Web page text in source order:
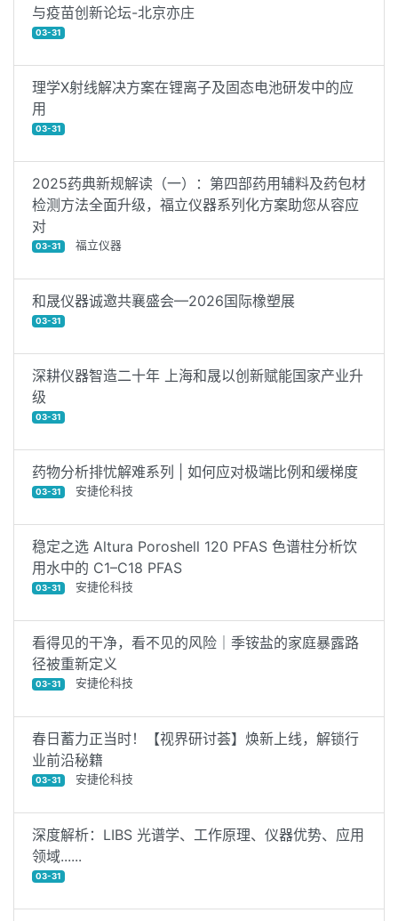
与疫苗创新论坛-北京亦庄
03-31
理学X射线解决方案在锂离子及固态电池研发中的应
用
03-31
2025药典新规解读（一）：第四部药用辅料及药包材
检测方法全面升级，福立仪器系列化方案助您从容应
对
03-31 福立仪器
和晟仪器诚邀共襄盛会—2026国际橡塑展
03-31
深耕仪器智造二十年 上海和晟以创新赋能国家产业升
级
03-31
药物分析排忧解难系列 | 如何应对极端比例和缓梯度
03-31 安捷伦科技
稳定之选 Altura Poroshell 120 PFAS 色谱柱分析饮
用水中的 C1–C18 PFAS
03-31 安捷伦科技
看得见的干净，看不见的风险｜季铵盐的家庭暴露路
径被重新定义
03-31 安捷伦科技
春日蓄力正当时！【视界研讨荟】焕新上线，解锁行
业前沿秘籍
03-31 安捷伦科技
深度解析：LIBS 光谱学、工作原理、仪器优势、应用
领域......
03-31